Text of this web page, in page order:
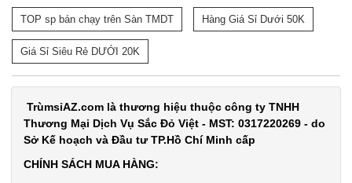
TOP sp bán chạy trên Sàn TMDT Hàng Giá Sỉ Dưới 50K
Giá Sỉ Siêu Rẻ DƯỚI 20K
TrùmsỉAZ.com là thương hiệu thuộc công ty TNHH
Thương Mại Dịch Vụ Sắc Đỏ Việt - MST: 0317220269 - do
Sở Kế hoạch và Đầu tư TP.Hồ Chí Minh cấp
CHÍNH SÁCH MUA HÀNG: